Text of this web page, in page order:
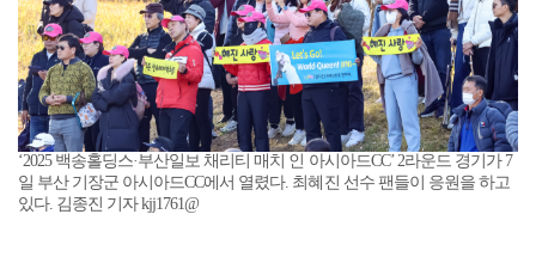
‘2025 백송홀딩스·부산일보 채리티 매치 인 아시아드CC’ 2라운드 경기가 7
일 부산 기장군 아시아드CC에서 열렸다. 최혜진 선수 팬들이 응원을 하고
있다. 김종진 기자 kjj1761@